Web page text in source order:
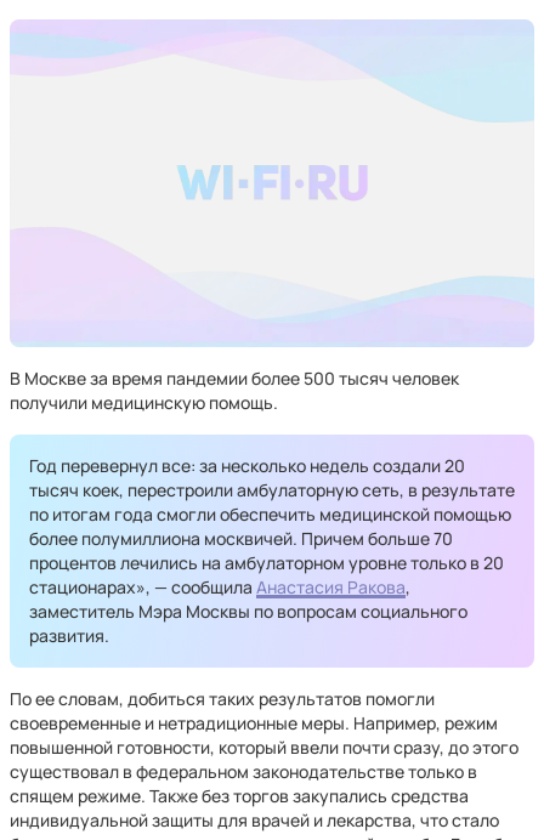
В Москве за время пандемии более 500 тысяч человек
получили медицинскую помощь.
Год перевернул все: за несколько недель создали 20
тысяч коек, перестроили амбулаторную сеть, в результате
по итогам года смогли обеспечить медицинской помощью
более полумиллиона москвичей. Причем больше 70
процентов лечились на амбулаторном уровне только в 20
стационарах», — сообщила Анастасия Ракова,
заместитель Мэра Москвы по вопросам социального
развития.
По ее словам, добиться таких результатов помогли
своевременные и нетрадиционные меры. Например, режим
повышенной готовности, который ввели почти сразу, до этого
существовал в федеральном законодательстве только в
спящем режиме. Также без торгов закупались средства
индивидуальной защиты для врачей и лекарства, что стало